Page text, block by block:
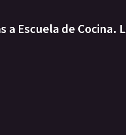
Escuela de Cocina.